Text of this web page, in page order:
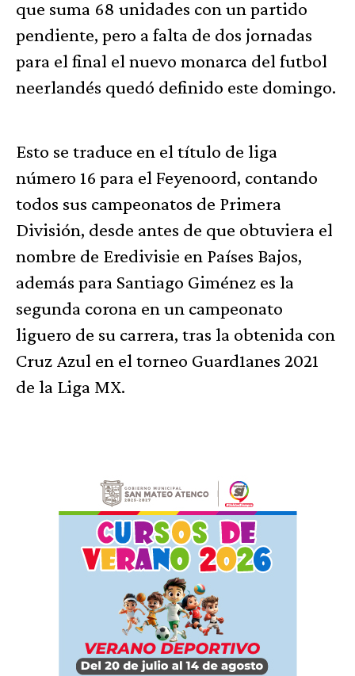
que suma 68 unidades con un partido
pendiente, pero a falta de dos jornadas
para el final el nuevo monarca del futbol
neerlandés quedó definido este domingo.
Esto se traduce en el título de liga
número 16 para el Feyenoord, contando
todos sus campeonatos de Primera
División, desde antes de que obtuviera el
nombre de Eredivisie en Países Bajos,
además para Santiago Giménez es la
segunda corona en un campeonato
liguero de su carrera, tras la obtenida con
Cruz Azul en el torneo Guard1anes 2021
de la Liga MX.